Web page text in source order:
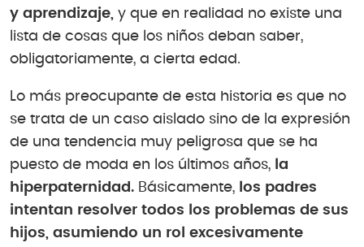
y aprendizaje, y que en realidad no existe una
lista de cosas que los niños deban saber,
obligatoriamente, a cierta edad.
Lo más preocupante de esta historia es que no
se trata de un caso aislado sino de la expresión
de una tendencia muy peligrosa que se ha
puesto de moda en los últimos años, la
hiperpaternidad. Básicamente, los padres
intentan resolver todos los problemas de sus
hijos, asumiendo un rol excesivamente